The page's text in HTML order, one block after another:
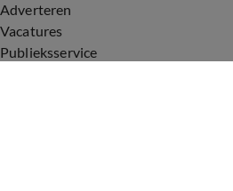
Adverteren
Vacatures
Publieksservice